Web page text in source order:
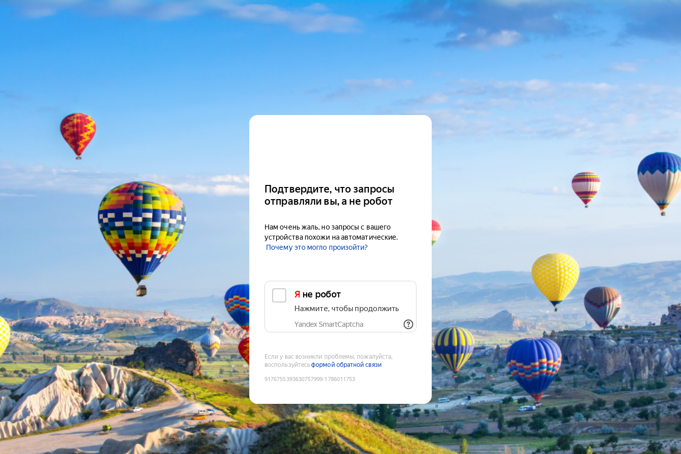
Подтвердите, что запросы
отправляли вы, а не робот
Нам очень жаль, но запросы с вашего
устройства похожи на автоматические.
Почему это могло произойти?
Я не робот
Нажмите, чтобы продолжить
Yandex SmartCaptcha
Если у вас возникли проблемы, пожалуйста,
воспользуйтесьформой обратной связи
9176755393630757999:1786011753